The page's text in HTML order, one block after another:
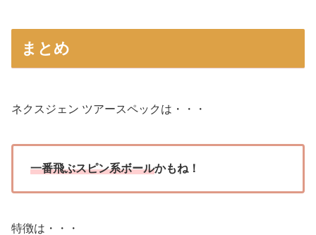
まとめ
ネクスジェン ツアースペックは・・・
一番飛ぶスピン系ボールかもね！
特徴は・・・